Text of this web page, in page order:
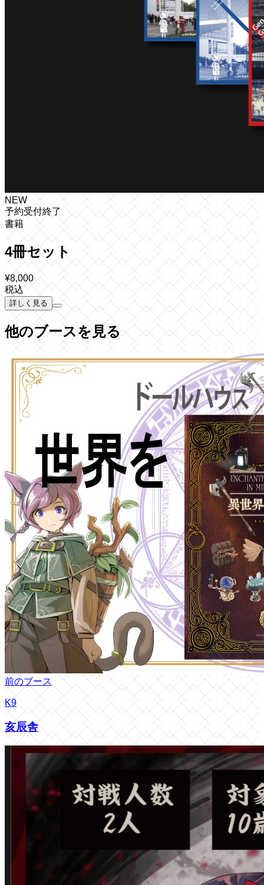
NEW
予約受付終了
書籍
4冊セット
¥8,000
税込
詳しく見る
他のブースを見る
前のブース
K9
亥辰舎